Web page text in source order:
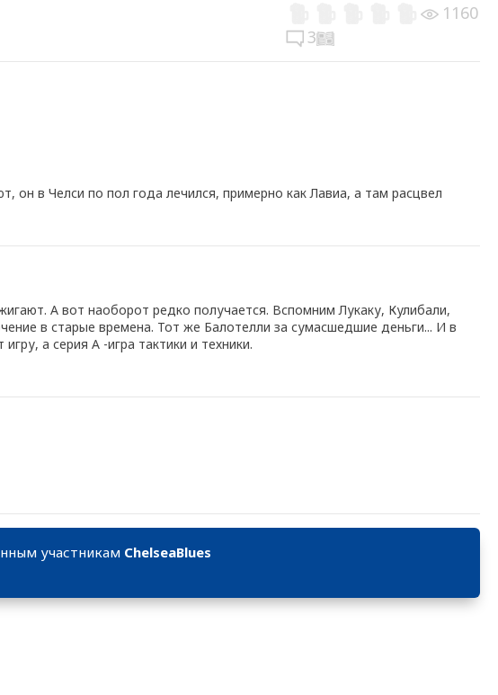
1160
3
он в Челси по пол года лечился, примерно как Лавиа, а там расцвел
А вот наоборот редко получается. Вспомним Лукаку, Кулибали,
в старые времена. Тот же Балотелли за сумасшедшие деньги... И в
а серия А -игра тактики и техники.
участникам ChelseaBlues